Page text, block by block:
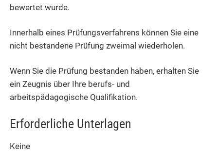
bewertet wurde.
Innerhalb eines Prüfungsverfahrens können Sie eine
nicht bestandene Prüfung zweimal wiederholen.
Wenn Sie die Prüfung bestanden haben, erhalten Sie
ein Zeugnis über Ihre berufs- und
arbeitspädagogische Qualifikation.
Erforderliche Unterlagen
Keine